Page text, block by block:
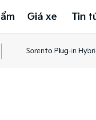
Giá xe Tin
Sorento Plug-in